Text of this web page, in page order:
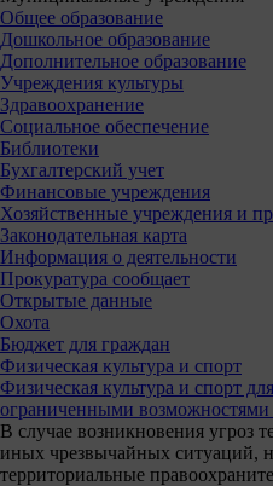
Общее образование
Дошкольное образование
Дополнительное образование
Учреждения культуры
Здравоохранение
Социальное обеспечение
Библиотеки
Бухгалтерский учет
Финансовые учреждения
Хозяйственные учреждения и
Законодательная карта
Информация о деятельности
Прокуратура сообщает
Открытые данные
Охота
Бюджет для граждан
Физическая культура и спорт
Физическая культура и спорт
ограниченными возможностями
В случае возникновения угроз
иных чрезвычайных ситуаций,
территориальные